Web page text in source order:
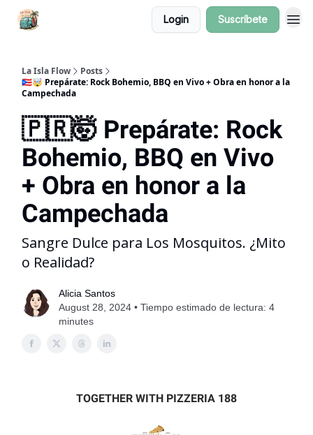
Login Suscríbete
La Isla Flow
Posts
🇵🇷🤯 Prepárate: Rock Bohemio, BBQ en Vivo + Obra en honor a la
Campechada
🇵🇷🤯 Prepárate: Rock
Bohemio, BBQ en Vivo
+ Obra en honor a la
Campechada
Sangre Dulce para Los Mosquitos. ¿Mito
o Realidad?
Alicia Santos
August 28, 2024 • Tiempo estimado de lectura: 4
minutes
TOGETHER WITH PIZZERIA 188